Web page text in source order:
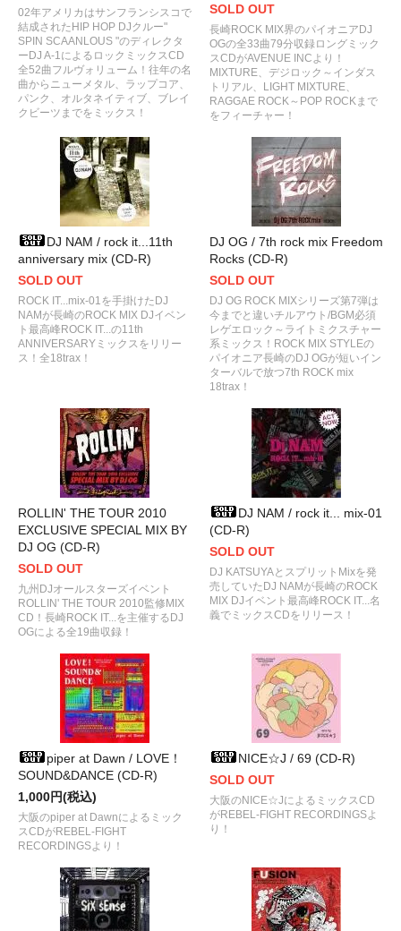
02年アメリカはサンフランシスコで
結成されたHIP HOP DJクルー"
SPIN SCAANLOUS "のディレクタ
ーDJ A-1によるロックミックスCD
全52曲フルヴォリューム！往年の名
曲からニューメタル、ラップコア、
パンク、オルタネイティブ、ブレイ
クビーツまでをミックス！
SOLD OUT
長崎ROCK MIX界のパイオニアDJ
OGの全33曲79分収録ロングミック
スCDがAVENUE INCより！
MIXTURE、デジロック～インダス
トリアル、LIGHT MIXTURE、
RAGGAE ROCK～POP ROCKまで
をフィーチャー！
DJ NAM / rock it...11th
anniversary mix (CD-R)
SOLD OUT
ROCK IT...mix-01を手掛けたDJ
NAMが長崎のROCK MIX DJイベン
ト最高峰ROCK IT...の11th
ANNIVERSARYミックスをリリー
ス！全18trax！
DJ OG / 7th rock mix Freedom
Rocks (CD-R)
SOLD OUT
DJ OG ROCK MIXシリーズ第7弾は
今までと違いチルアウト/BGM必須
レゲエロック～ライトミクスチャー
系ミックス！ROCK MIX STYLEの
パイオニア長崎のDJ OGが短いイン
ターバルで放つ7th ROCK mix
18trax！
ROLLIN' THE TOUR 2010
EXCLUSIVE SPECIAL MIX BY
DJ OG (CD-R)
SOLD OUT
九州DJオールスターズイベント
ROLLIN' THE TOUR 2010監修MIX
CD！長崎ROCK IT...を主催するDJ
OGによる全19曲収録！
DJ NAM / rock it... mix-01
(CD-R)
SOLD OUT
DJ KATSUYAとスプリットMixを発
売していたDJ NAMが長崎のROCK
MIX DJイベント最高峰ROCK IT...名
義でミックスCDをリリース！
piper at Dawn / LOVE！
SOUND&DANCE (CD-R)
1,000円(税込)
大阪のpiper at Dawnによるミック
スCDがREBEL-FIGHT
RECORDINGSより！
NICE☆J / 69 (CD-R)
SOLD OUT
大阪のNICE☆JによるミックスCD
がREBEL-FIGHT RECORDINGSよ
り！